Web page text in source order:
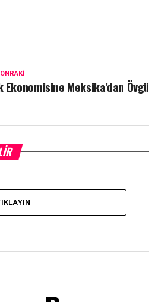
Ekonomisine Meksika’dan Övgü